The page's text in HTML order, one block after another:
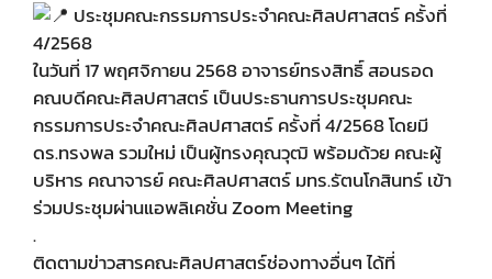
ประชุมคณะกรรมการประจำคณะศิลปศาสตร์ ครั้งที่
4/2568
ในวันที่ 17 พฤศจิกายน 2568 อาจารย์ทรงสิทธิ์ สอนรอด
คณบดีคณะศิลปศาสตร์ เป็นประธานการประชุมคณะ
กรรมการประจำคณะศิลปศาสตร์ ครั้งที่ 4/2568 โดยมี
ดร.ทรงพล รวมใหม่ เป็นผู้ทรงคุณวุฒิ พร้อมด้วย คณะผู้
บริหาร คณาจารย์ คณะศิลปศาสตร์ มทร.รัตนโกสินทร์ เข้า
ร่วมประชุมผ่านแอพลิเคชั่น Zoom Meeting
.
ติดตามข่าวสารคณะศิลปศาสตร์ช่องทางอื่นๆ ได้ที่